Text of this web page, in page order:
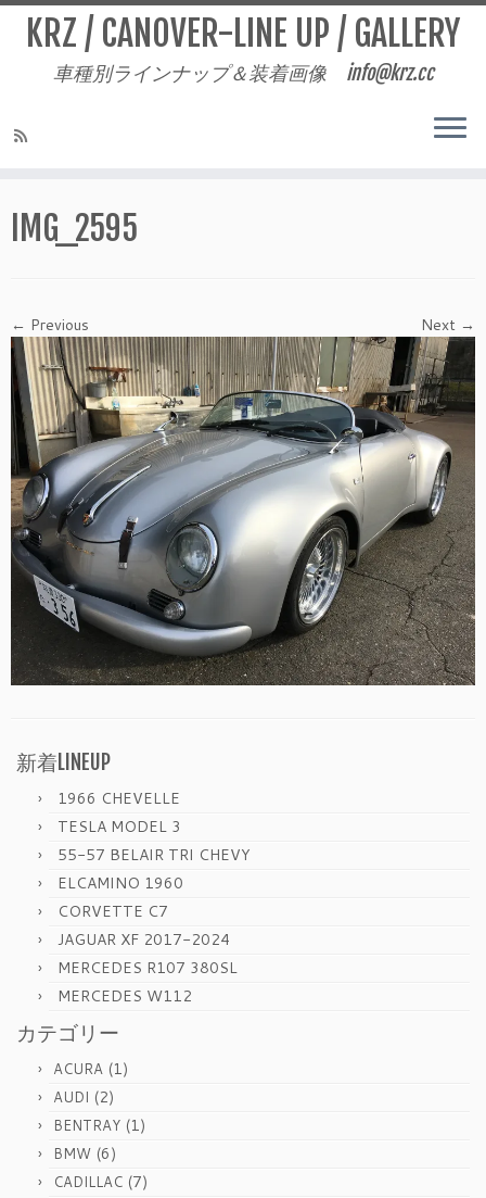
to
content
KRZ / CANOVER-LINE UP / GALLERY
車種別ラインナップ＆装着画像 info@krz.cc
IMG_2595
← Previous Next →
新着LINEUP
1966 CHEVELLE
TESLA MODEL 3
55-57 BELAIR TRI CHEVY
ELCAMINO 1960
CORVETTE C7
JAGUAR XF 2017-2024
MERCEDES R107 380SL
MERCEDES W112
カテゴリー
ACURA (1)
AUDI (2)
BENTRAY (1)
BMW (6)
CADILLAC (7)